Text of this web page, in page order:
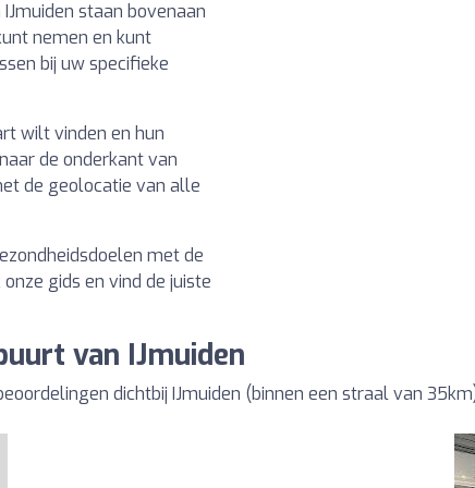
staan bovenaan
nemen en kunt
bij uw specifieke
wilt vinden en hun
de onderkant van
de geolocatie van alle
met de
gids en vind de juiste
van IJmuiden
dichtbij IJmuiden (binnen een straal van